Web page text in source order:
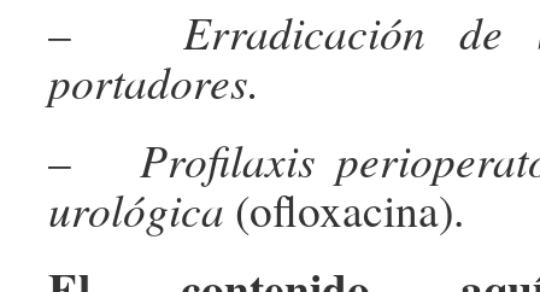
– Erradicación de
portadores.
– Profilaxis
urológica (ofloxacina).